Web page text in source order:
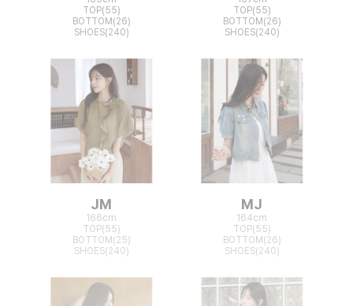
TOP(55)
BOTTOM(26)
SHOES(240)
TOP(55)
BOTTOM(26)
SHOES(240)
JM
166cm
TOP(55)
BOTTOM(25)
SHOES(240)
MJ
164cm
TOP(55)
BOTTOM(26)
SHOES(240)